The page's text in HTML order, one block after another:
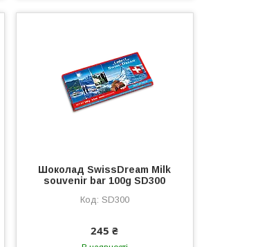
Шоколад SwissDream Milk
souvenir bar 100g SD300
SD300
245 ₴